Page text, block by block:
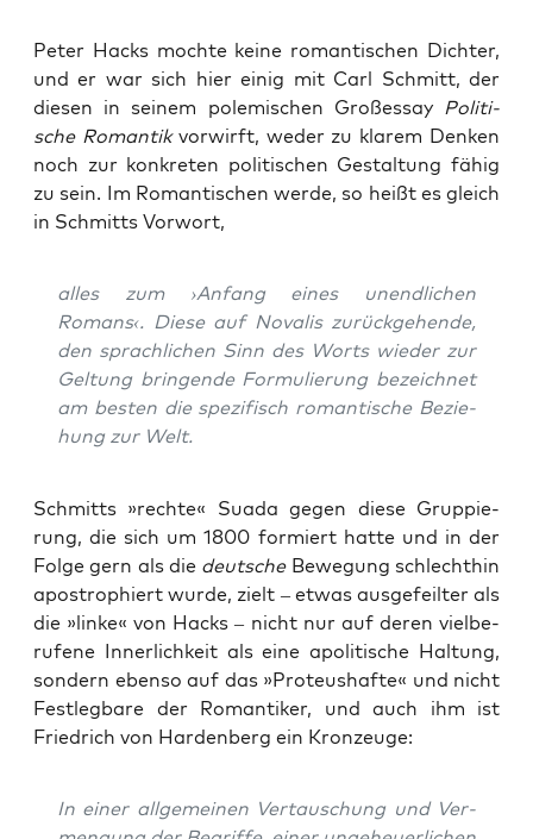
Peter Hacks moch­te kei­ne roman­ti­schen Dich­ter,
und er war sich hier einig mit Carl Schmitt, der
die­sen in sei­nem pole­mi­schen Groß­essay Poli­ti­
sche Roman­tikvor­wirft, weder zu kla­rem Den­ken
noch zur kon­kre­ten poli­ti­schen Gestal­tung fähig
zu sein. Im Roman­ti­schen wer­de, so heißt es gleich
in Schmitts Vorwort,
alles zum ›Anfang eines unend­li­chen
Romans‹. Die­se auf Nova­lis zurück­ge­hen­de,
den sprach­li­chen Sinn des Worts wie­der zur
Gel­tung brin­gen­de For­mu­lie­rung bezeich­net
am bes­ten die spe­zi­fisch roman­ti­sche Bezie­
hung zur Welt.
Schmitts »rech­te« Sua­da gegen die­se Grup­pie­
rung, die sich um 1800 for­miert hat­te und in der
Fol­ge gern als die deut­scheBewe­gung schlecht­hin
apo­stro­phiert wur­de, zielt – etwas aus­ge­feil­ter als
die »lin­ke« von Hacks – nicht nur auf deren viel­be­
ru­fe­ne Inner­lich­keit als eine apo­li­ti­sche Hal­tung,
son­dern eben­so auf das »Pro­teus­haf­te« und nicht
Fest­leg­ba­re der Roman­ti­ker, und auch ihm ist
Fried­rich von Har­den­berg ein Kronzeuge:
In einer all­ge­mei­nen Ver­tau­schung und Ver­